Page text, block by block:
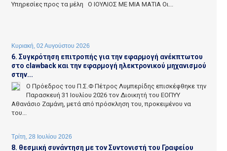
Υπηρεσίες προς τα μέλη Ο ΙΟΥΛΙΟΣ ΜΕ ΜΙΑ ΜΑΤΙΑ Οι...
Κυριακή, 02 Αυγούστου 2026
6. Συγκρότηση επιτροπής για την εφαρμογή ανέκπτωτου
στο clawback και την εφαρμογή ηλεκτρονικού μηχανισμού
στην...
Ο Πρόεδρος του Π.Σ.Φ Πέτρος Λυμπερίδης επισκέφθηκε την
Παρασκευή 31 Ιουλίου 2026 τον Διοικητή του ΕΟΠΥΥ
Αθανάσιο Ζαμάνη, μετά από πρόσκληση του, προκειμένου να
του...
Τρίτη, 28 Ιουλίου 2026
8. θεσμική συνάντηση με τον Συντονιστή του Γραφείου